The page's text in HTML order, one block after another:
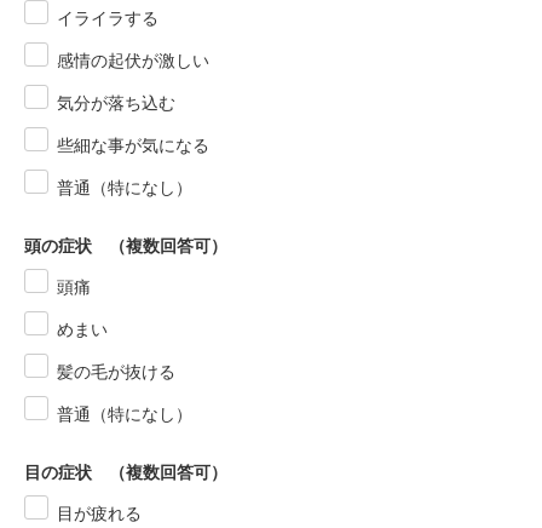
イライラする
感情の起伏が激しい
気分が落ち込む
些細な事が気になる
普通（特になし）
頭の症状 （複数回答可）
頭痛
めまい
髪の毛が抜ける
普通（特になし）
目の症状 （複数回答可）
目が疲れる